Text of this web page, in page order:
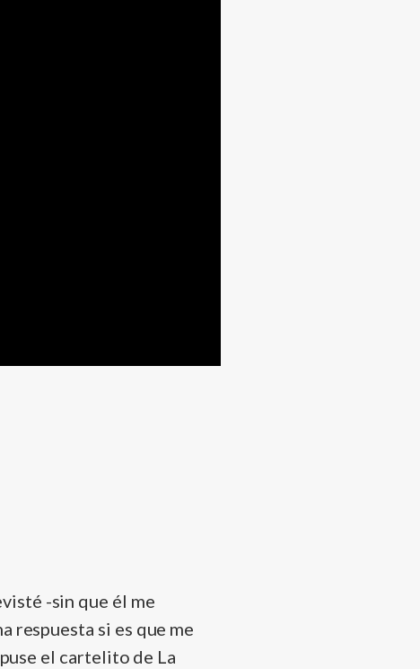
-sin que él me
respuesta si es que me
el cartelito de La